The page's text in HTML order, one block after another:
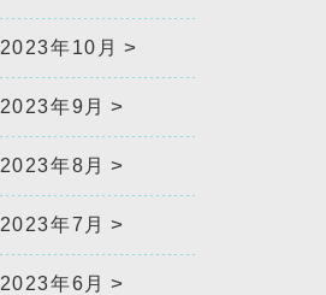
2023年10月
2023年9月
2023年8月
2023年7月
2023年6月